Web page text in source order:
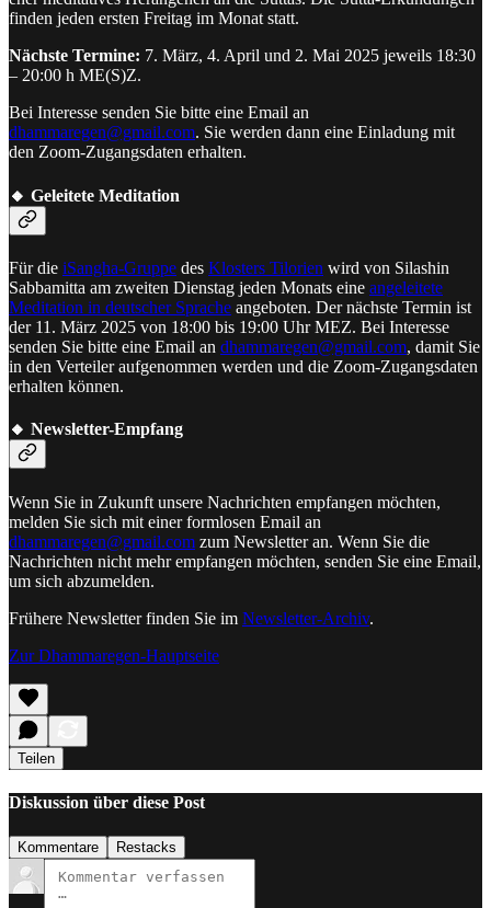
finden jeden ersten Freitag im Monat statt.
Nächste Termine: 7. März, 4. April und 2. Mai 2025 jeweils 18:30
– 20:00 h ME(S)Z.
Bei Interesse senden Sie bitte eine Email an
dhammaregen@gmail.com. Sie werden dann eine Einladung mit
den Zoom-Zugangsdaten erhalten.
🔸 Geleitete Meditation
Für die iSangha-Gruppe des Klosters Tilorien wird von Silashin
Sabbamitta am zweiten Dienstag jeden Monats eine angeleitete
Meditation in deutscher Sprache angeboten. Der nächste Termin ist
der 11. März 2025 von 18:00 bis 19:00 Uhr MEZ. Bei Interesse
senden Sie bitte eine Email an dhammaregen@gmail.com, damit Sie
in den Verteiler aufgenommen werden und die Zoom-Zugangsdaten
erhalten können.
🔸 Newsletter-Empfang
Wenn Sie in Zukunft unsere Nachrichten empfangen möchten,
melden Sie sich mit einer formlosen Email an
dhammaregen@gmail.com zum Newsletter an. Wenn Sie die
Nachrichten nicht mehr empfangen möchten, senden Sie eine Email,
um sich abzumelden.
Frühere Newsletter finden Sie im Newsletter-Archiv.
Zur Dhammaregen-Hauptseite
Teilen
Diskussion über diese Post
Kommentare Restacks